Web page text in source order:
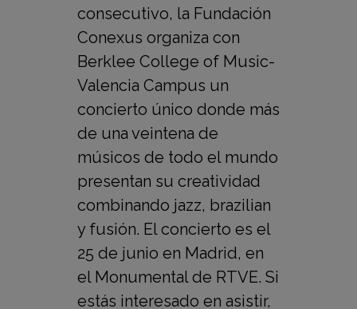
consecutivo, la Fundación
Conexus organiza con
Berklee College of Music-
Valencia Campus un
concierto único donde más
de una veintena de
músicos de todo el mundo
presentan su creatividad
combinando jazz, brazilian
y fusión. El concierto es el
25 de junio en Madrid, en
el Monumental de RTVE. Si
estás interesado en asistir,